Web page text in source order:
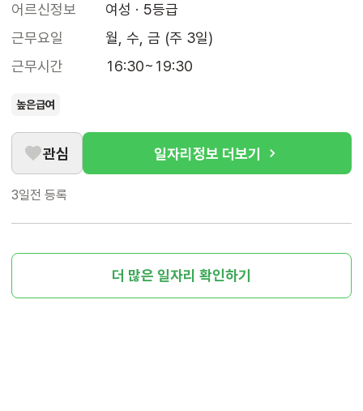
어르신정보
여성 · 5등급
근무요일
월, 수, 금 (주 3일)
근무시간
16:30~19:30
높은급여
관심 일자리정보 더보기
3일전 등록
더 많은 일자리 확인하기